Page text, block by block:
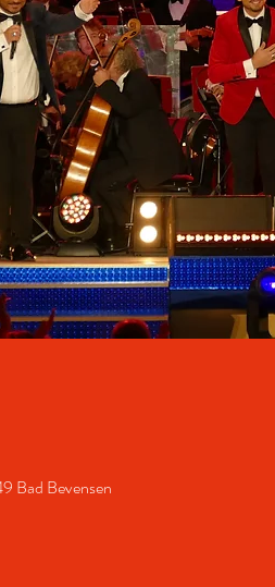
Bad Bevensen